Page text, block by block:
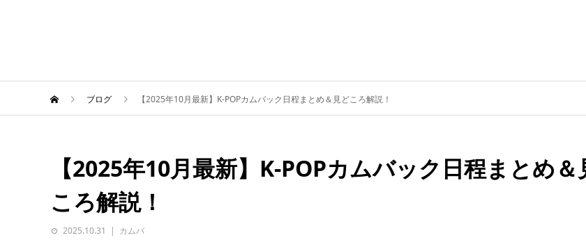
ブログ 【2025年10月最新】K-POPカムバック日程まとめ＆見どころ解説！
【2025年10月最新】K-POPカムバック日程まとめ＆
ころ解説！
2025.10.31 カムバ